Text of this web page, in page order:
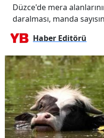
Düzce'de mera
daralması, manda
Haber Editörü